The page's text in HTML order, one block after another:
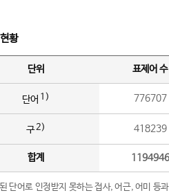
황
단위 표제어 수
단어 1) 776707
구2) 418239
합계 1194946
단어로 인정받지 못하는 접사, 어근, 어미 등